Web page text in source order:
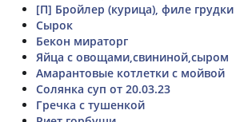
[П] Бройлер (курица), филе грудки
Сырок
Бекон мираторг
Яйца с овощами,свининой,сыром
Амарантовые котлетки с мойвой
Солянка суп от 20.03.23
Гречка с тушенкой